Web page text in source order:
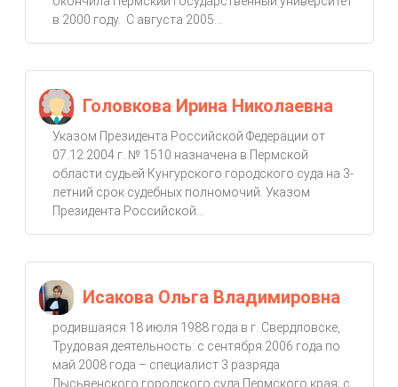
в 2000 году. С августа 2005...
Головкова Ирина Николаевна
Указом Президента Российской Федерации от
07.12.2004 г. № 1510 назначена в Пермской
области судьей Кунгурского городского суда на 3-
летний срок судебных полномочий. Указом
Президента Российской...
Исакова Ольга Владимировна
родившаяся 18 июля 1988 года в г. Свердловске,
Трудовая деятельность: с сентября 2006 года по
май 2008 года – специалист 3 разряда
Лысьвенского городского суда Пермского края; с...